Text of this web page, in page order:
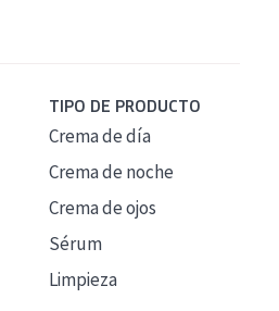
TIPO DE PRODUCTO
Crema de día
Crema de noche
Crema de ojos
Sérum
Limpieza